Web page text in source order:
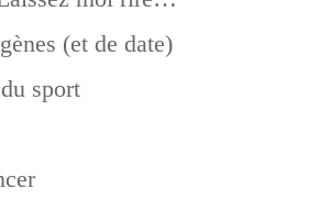
(et de date)
sport